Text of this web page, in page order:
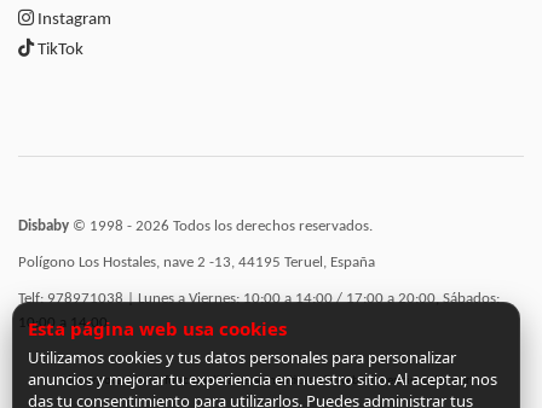
Instagram
TikTok
Disbaby © 1998 - 2026 Todos los derechos reservados.
Polígono Los Hostales, nave 2 -13, 44195 Teruel, España
Telf: 978971038 | Lunes a Viernes: 10:00 a 14:00 / 17:00 a 20:00, Sábados:
10:00 a 14:00
Incorporación de funcionalidades semánticas a la web subvencionadas por:
Esta página web usa cookies
Utilizamos cookies y tus datos personales para personalizar
anuncios y mejorar tu experiencia en nuestro sitio. Al aceptar, nos
das tu consentimiento para utilizarlos. Puedes administrar tus